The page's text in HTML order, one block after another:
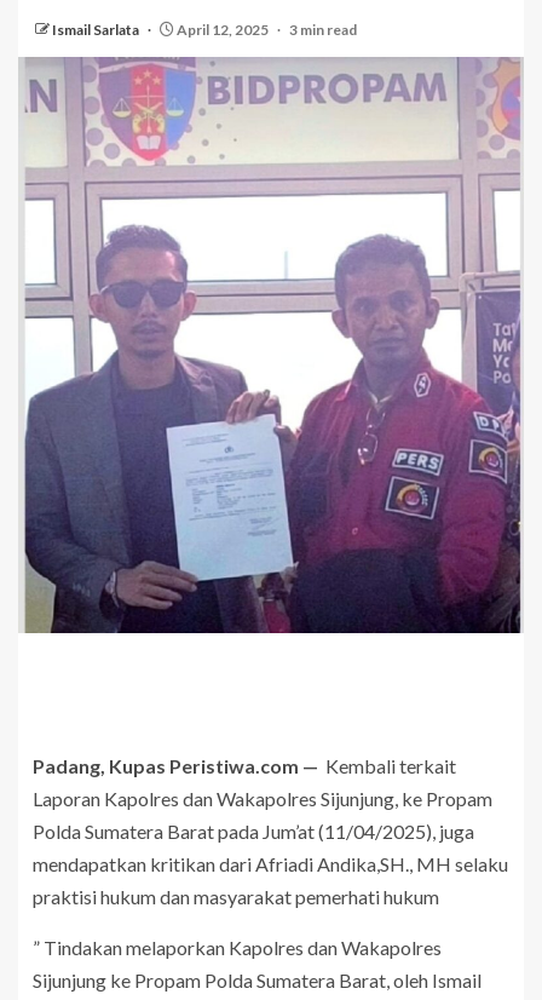
Ismail Sarlata April 12, 2025 3 min read
Padang, Kupas Peristiwa.com — Kembali terkait
Laporan Kapolres dan Wakapolres Sijunjung, ke Propam
Polda Sumatera Barat pada Jum’at (11/04/2025), juga
mendapatkan kritikan dari Afriadi Andika,SH., MH selaku
praktisi hukum dan masyarakat pemerhati hukum
” Tindakan melaporkan Kapolres dan Wakapolres
Sijunjung ke Propam Polda Sumatera Barat, oleh Ismail